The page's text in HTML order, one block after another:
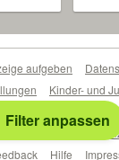
Filter anpassen
aufgeben
Kinder- und
Beliebte Suchen
Hilfe